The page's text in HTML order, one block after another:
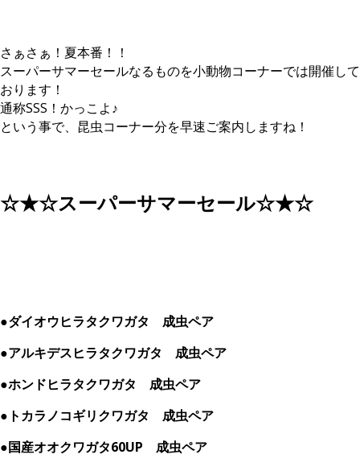
さぁさぁ！夏本番！！
スーパーサマーセールなるものを小動物コーナーでは開催して
おります！
通称SSS！かっこよ♪
という事で、昆虫コーナー分を早速ご案内しますね！
☆★☆スーパーサマーセール☆★☆
●ダイオウヒラタクワガタ 成虫ペア
●アルキデスヒラタクワガタ 成虫ペア
●ホンドヒラタクワガタ 成虫ペア
●トカラノコギリクワガタ 成虫ペア
●国産オオクワガタ60UP 成虫ペア